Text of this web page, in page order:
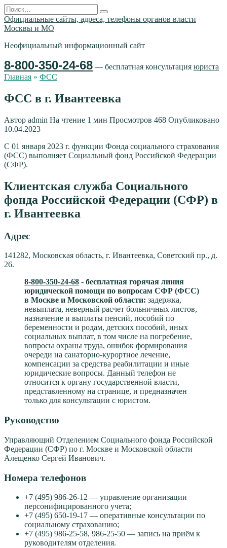
Перейти
к
содержанию
Search
for:
Официальные сайты, адреса, телефоны органов власти
Москвы и МО
Неофициальный информационный сайт
8-800-350-24-68 — бесплатная консультация юриста
Главная » ФСС
ФСС в г. Ивантеевка
Автор admin На чтение 1 мин Просмотров 468 Опубликовано
10.04.2023
С 01 января 2023 г. функции Фонда социального страхования
(ФСС) выполняет Социальный фонд Российской Федерации
(СФР).
Клиентская служба Социального
фонда Российской Федерации (СФР) в
г. Ивантеевка
Адрес
141282, Московская область, г. Ивантеевка, Советский пр., д.
26.
8-800-350-24-68 - бесплатная горячая линия
юридической помощи по вопросам CФР (ФСС)
в Москве и Московской области: задержка,
невыплата, неверный расчет больничных листов,
назначение и выплаты пенсий, пособий по
беременности и родам, детских пособий, иных
социальных выплат, в том числе на погребение,
вопросы охраны труда, ошибок формирования
очереди на санаторно-курортное лечение,
компенсации за средства реабилитации и иные
юридические вопросы. Данный телефон не
относится к органу государственной власти,
представленному на странице, и предназначен
только для консультации с юристом.
Руководство
Управляющий Отделением Социального фонда Российской
Федерации (СФР) по г. Москве и Московской области
Алещенко Сергей Иванович.
Номера телефонов
+7 (495) 986-26-12 — управление организации
персонифицированного учета;
+7 (495) 650-19-17 — оперативные консультации по
социальному страхованию;
+7 (495) 986-25-58, 986-25-50 — запись на приём к
руководителям отделения.